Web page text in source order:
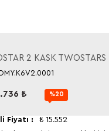
2 KASK
₺ %20
Fiyatı : ₺ 15.552